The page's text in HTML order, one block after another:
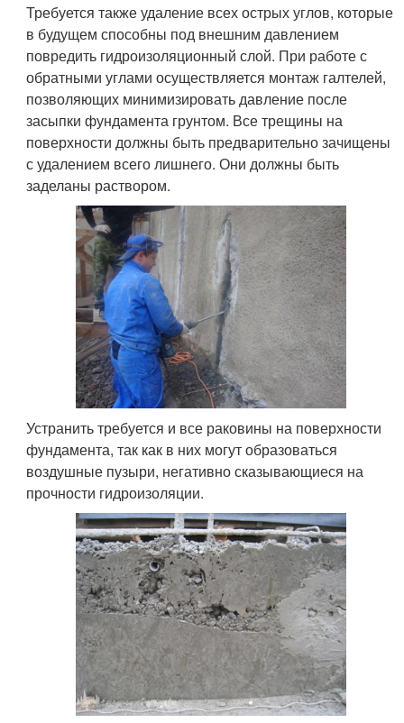
Требуется также удаление всех острых углов, которые
в будущем способны под внешним давлением
повредить гидроизоляционный слой. При работе с
обратными углами осуществляется монтаж галтелей,
позволяющих минимизировать давление после
засыпки фундамента грунтом. Все трещины на
поверхности должны быть предварительно зачищены
с удалением всего лишнего. Они должны быть
заделаны раствором.
Устранить требуется и все раковины на поверхности
фундамента, так как в них могут образоваться
воздушные пузыри, негативно сказывающиеся на
прочности гидроизоляции.